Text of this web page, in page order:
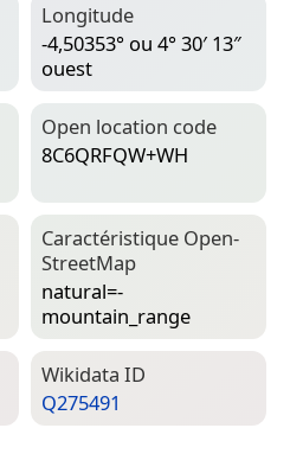
Longitude
-4,50353° ou 4° 30′ 13″
ouest
Open location code
8C6QRFQW+WH
Caractéristique Open­
Street­Map
natural=­
mountain_range
Wiki­data ID
Q275491